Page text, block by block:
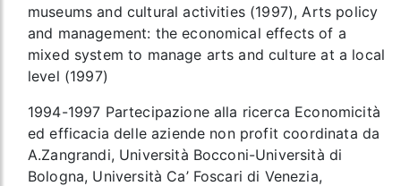
museums and cultural activities (1997), Arts policy
and management: the economical effects of a
mixed system to manage arts and culture at a local
level (1997)
1994-1997 Partecipazione alla ricerca Economicità
ed efficacia delle aziende non profit coordinata da
A.Zangrandi, Università Bocconi-Università di
Bologna, Università Ca’ Foscari di Venezia,